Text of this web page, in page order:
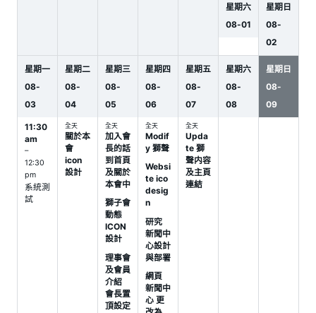
星期六
08-01
星期日
08-
02
星期一
08-
03
11:30
am
–
12:30
pm
系統測
試
星期二
08-
04
全天
關於本
會
icon
設計
星期三
08-
05
全天
加入會
長的話
到首頁
及關於
本會中
獅子會
動態
ICON
設計
理事會
及會員
介紹
會長置
頂設定
星期四
08-
06
全天
Modif
y 獅聲
Websi
te ico
desig
n
研究
新聞中
心設計
與部署
網頁
新聞中
心 更
星期五
08-
07
全天
Upda
te 獅
聲内容
及主頁
連結
星期六
08-
08
星期日
08-
09